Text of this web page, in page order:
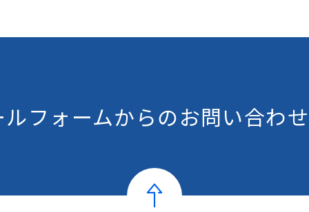
フォームからのお問い合わ